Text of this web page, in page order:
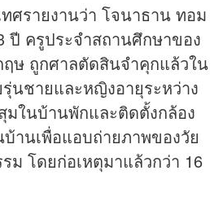
ทศรายงานว่า โจนาธาน ทอม
ปี ครูประจำสถานศึกษาของ
ฤษ ถูกศาลตัดสินจำคุกแล้วใน
นชายและหญิงอายุระหว่าง
มในบ้านพักและติดตั้งกล้อง
านเพื่อแอบถ่ายภาพของวัย
ม โดยก่อเหตุมาแล้วกว่า 16